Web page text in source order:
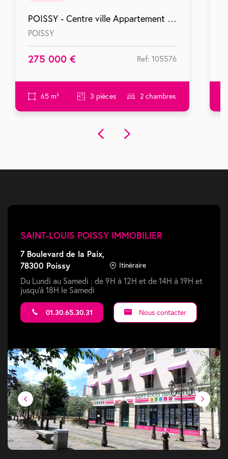
POISSY - Centre ville Appartement Poissy 3 pièces
POISSY
275 000 € Ref: 105576
65 m² 3 pièces 2 chambres
SAINT-LOUIS POISSY IMMOBILIER
7 Boulevard de la Paix,
78300 Poissy
Itinéraire
Du Lundi au Samedi : de 9H à 12H et de 14H à 19H et
jusqu'à 18H le Samedi
01.30.65.30.31 Nous contacter